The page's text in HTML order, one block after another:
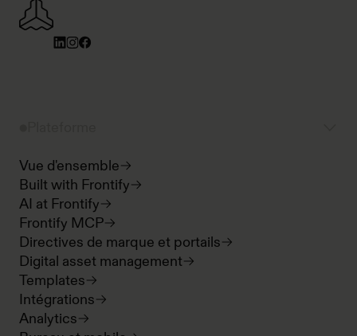
Vue d'ensemble
Built with Frontify
AI at Frontify
Frontify MCP
Directives de marque et portails
Digital asset management
Templates
Intégrations
Analytics